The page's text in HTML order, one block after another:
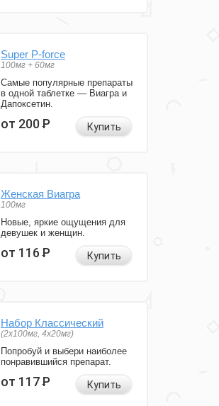
Super P-force
100мг + 60мг
Самые популярные препараты
в одной таблетке — Виагра и
Дапоксетин.
от 200Р Купить
Женская Виагра
100мг
Новые, яркие ощущения для
девушек и женщин.
от 116Р Купить
Набор Классический
(2x100мг, 4x20мг)
Попробуй и выбери наиболее
понравившийся препарат.
от 117Р Купить